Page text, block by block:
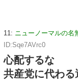
11: ニューノーマルの名
ID:Sqe7AVrc0
心配するな
共産党に代わ